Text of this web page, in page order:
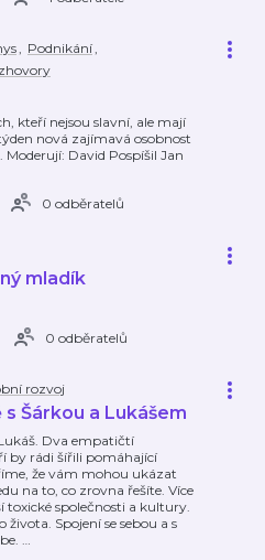
, Podnikání,
kteří nejsou slavní, ale mají
nová zajímavá osobnost
Moderují: David Pospíšil Jan
0 odběratelů
mladík
0 odběratelů
rozvoj
s Šárkou a Lukášem
Dva empatičtí
by rádi šířili pomáhající
že vám mohou ukázat
na to, co zrovna řešíte. Více
toxické společnosti a kultury.
života. Spojení se sebou a s
…